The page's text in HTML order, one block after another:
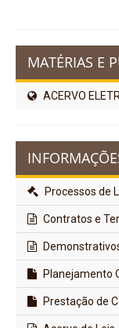
MATÉRIAS E
ACERVO
Processos de
Contratos e
Planejamento
Prestação de